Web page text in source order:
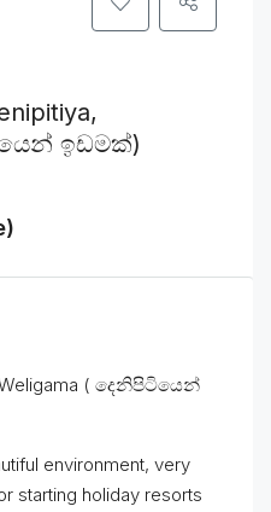
ඉඩමක්)
( දෙනිපිටියෙන්
environment, very
starting holiday resorts